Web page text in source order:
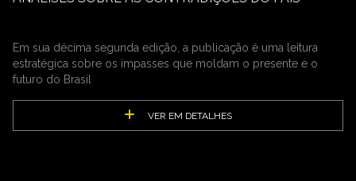
Em sua décima segunda edição, a publicação é uma leitura
estratégica sobre os impasses que moldam o presente e o
futuro do Brasil
VER EM DETALHES